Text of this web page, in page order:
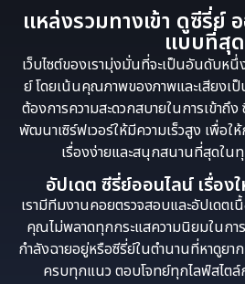
แหล่งรวมทางเข้า ดูซีรี่ย์
แบบที่สุด
เว็บไซต์ของเรามุ่งมั่นที่จะเป็นอันดับห
ย์ โดยเน้นคุณภาพของภาพและเสียงเป็
ต้องการความสะดวกสบายในการเข้าถึ
พัฒนาเซิร์ฟเวอร์ให้มีความเร็วสูง เพื่อ
เรื่องง่ายและสนุกสนานที่สุดใน
อัปเดต ซีรี่ย์ออนไลน์ เรื่อง
เรามีทีมงานคอยตรวจสอบและอัปเดตเ
คุณไม่พลาดทุกกระแสความนิยมในการ
กำลังฉายอยู่หรือซีรี่ย์ในตำนานที่หาดูย
ครบทุกแนว ตอบโจทย์ทุกไลฟ์สไต